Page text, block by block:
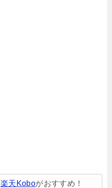
楽天Koboがおすすめ！